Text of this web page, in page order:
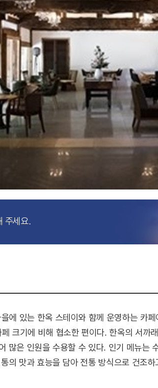
주세요.
에 있는 한옥 스테이와 함께 운영하는 카
크기에 비해 협소한 편이다. 한옥의 서까
많은 인원을 수용할 수 있다. 인기 메뉴는
의 맛과 효능을 담아 전통 방식으로 건조